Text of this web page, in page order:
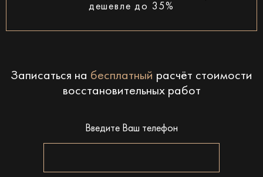
дешевле до 35%
Записаться на бесплатный расчёт стоимости
восстановительных работ
Введите Ваш телефон